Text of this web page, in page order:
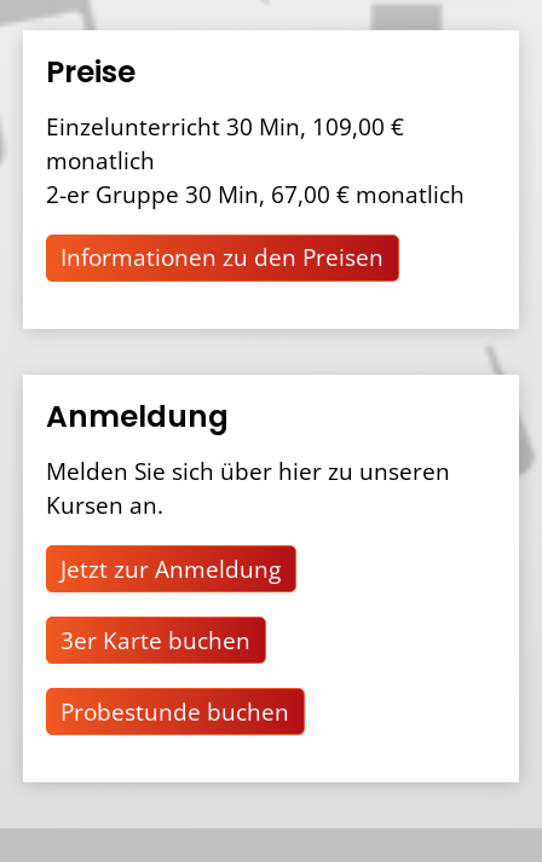
Preise
Einzelunterricht 30 Min, 109,00 €
monatlich
2-er Gruppe 30 Min, 67,00 € monatlich
Informationen zu den Preisen
Anmeldung
Melden Sie sich über hier zu unseren
Kursen an.
Jetzt zur Anmeldung
3er Karte buchen
Probestunde buchen